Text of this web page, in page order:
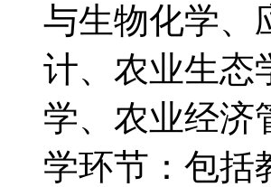
与生物化学、
计、农业生态
学、农业经
学环节：包括